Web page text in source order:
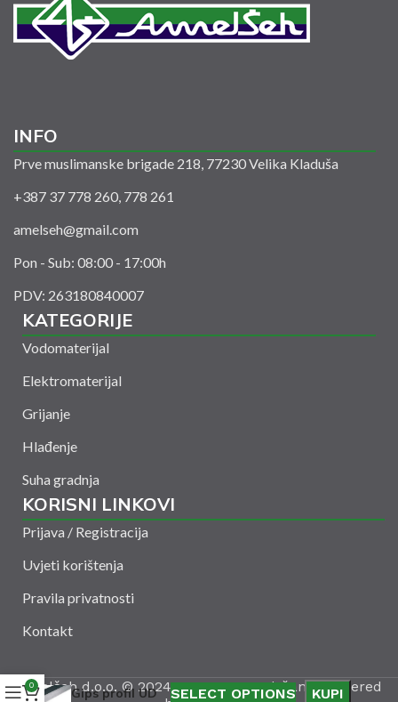
INFO
Prve muslimanske brigade 218, 77230 Velika Kladuša
+387 37 778 260, 778 261
amelseh@gmail.com
Pon - Sub: 08:00 - 17:00h
PDV: 263180840007
KATEGORIJE
Vodomaterijal
Elektromaterijal
Grijanje
Hlađenje
Suha gradnja
KORISNI LINKOVI
Prijava / Registracija
Uvjeti korištenja
Pravila privatnosti
Kontakt
Amelšeh d.o.o. © 2024. Sva prava zadržana. Powered
Gips profil UD SELECT OPTIONS KUPI
0